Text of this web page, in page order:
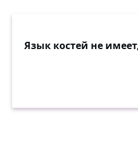
Язык костей не